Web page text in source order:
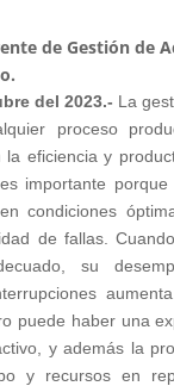
de Gestión de
del 2023.- La
proceso
eficiencia y
importante
condiciones
de fallas.
su
puede haber una
y además la
y recursos en